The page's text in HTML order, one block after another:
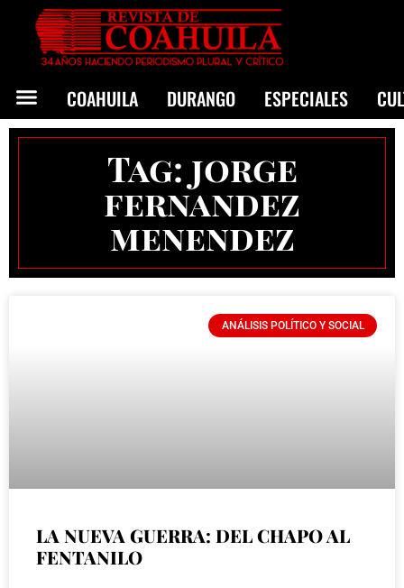
COAHUILA DURANGO ESPECIALES
Tag: jorge
fernandez
menendez
ANÁLISIS POLÍTICO Y SOCIAL
LA NUEVA GUERRA: DEL CHAPO AL
FENTANILO